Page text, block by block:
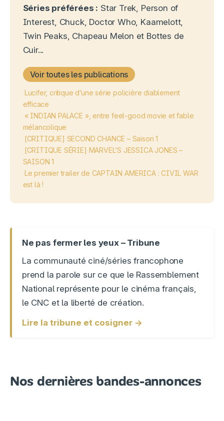
Séries préférées : Star Trek, Person of
Interest, Chuck, Doctor Who, Kaamelott,
Twin Peaks, Chapeau Melon et Bottes de
Cuir...
Voir toutes les publications
Lucifer, critique d’une série policière diablement
efficace
« INDIAN PALACE », entre feel-good movie et fable
mélancolique
[CRITIQUE] SECOND CHANCE – Saison 1
[CRITIQUE SÉRIE] MARVEL’S JESSICA JONES –
SAISON 1
Le premier trailer de CAPTAIN AMERICA : CIVIL WAR
est là !
Ne pas fermer les yeux – Tribune
La communauté ciné/séries francophone
prend la parole sur ce que le Rassemblement
National représente pour le cinéma français,
le CNC et la liberté de création.
Lire la tribune et cosigner →
Nos dernières bandes-annonces